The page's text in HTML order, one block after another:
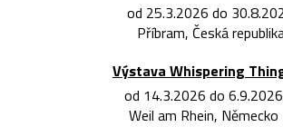
od 25.3.2026 do
Příbram, Česká
Výstava Whispering
od 14.3.2026 do 6.9.2026
Weil am Rhein, Německo